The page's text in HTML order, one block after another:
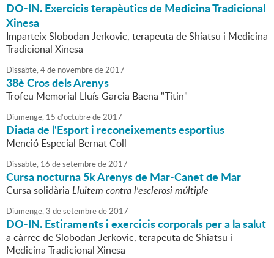
DO-IN. Exercicis terapèutics de Medicina Tradicional
Xinesa
Imparteix Slobodan Jerkovic, terapeuta de Shiatsu i Medicina
Tradicional Xinesa
Dissabte,4de novembrede2017
38è Cros dels Arenys
Trofeu Memorial Lluís Garcia Baena "Titin"
Diumenge, 15 d'octubrede2017
Diada de l'Esport i reconeixements esportius
Menció Especial Bernat Coll
Dissabte, 16 desetembrede2017
Cursa nocturna 5k Arenys de Mar-Canet de Mar
Cursa solidària Lluitem contra l'esclerosi múltiple
Diumenge,3 desetembrede2017
DO-IN. Estiraments i exercicis corporals per a la salut
a càrrec de Slobodan Jerkovic, terapeuta de Shiatsu i
Medicina Tradicional Xinesa